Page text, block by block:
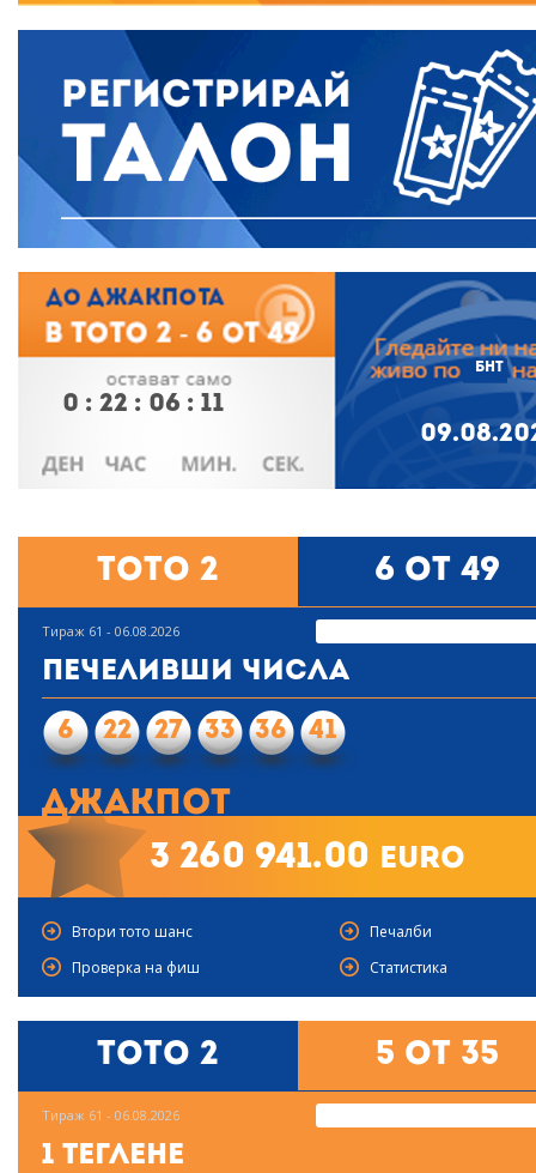
0 : 22 : 06 : 10
БНТ
Тото 2 6 от 49
Тираж 61 - 06.08.2026
Печеливши числа
6 22 27 33 36 41
Джакпот
3 260 941.00 euro
Втори тото шанс
Печалби
Проверка на фиш
Статистика
Тото 2 5 от 35
Тираж 61 - 06.08.2026
1 Теглене